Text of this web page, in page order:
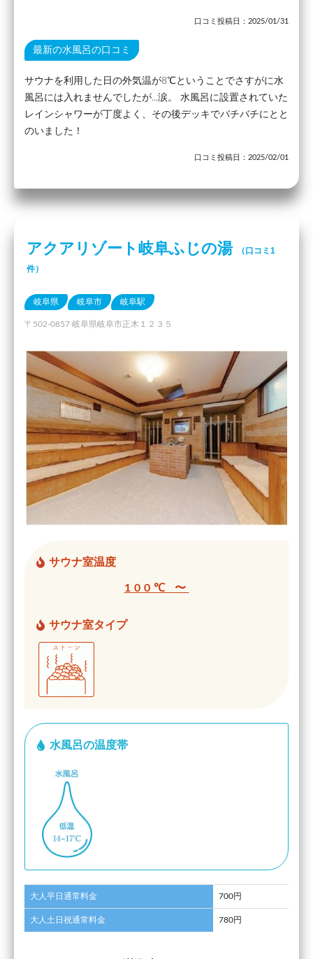
口コミ投稿日：2025/01/31
最新の水風呂の口コミ
サウナを利用した日の外気温が8℃ということでさすがに水
風呂には入れませんでしたが...涙。 水風呂に設置されていた
レインシャワーが丁度よく、その後デッキでバチバチにとと
のいました！
口コミ投稿日：2025/02/01
アクアリゾート岐阜ふじの湯
（口コミ1
件）
岐阜県 岐阜市 岐阜駅
〒502-0857 岐阜県岐阜市正木１２３５
サウナ室温度
100℃ 〜
サウナ室タイプ
水風呂の温度帯
大人平日通常料金 700円
大人土日祝通常料金 780円